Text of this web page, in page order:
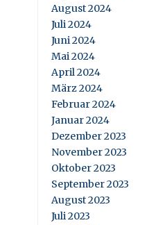
August 2024
Juli 2024
Juni 2024
Mai 2024
April 2024
März 2024
Februar 2024
Januar 2024
Dezember 2023
November 2023
Oktober 2023
September 2023
August 2023
Juli 2023